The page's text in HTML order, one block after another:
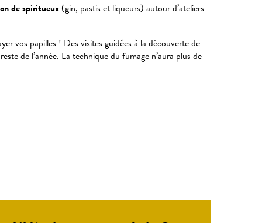
de spiritueux (gin, pastis et liqueurs) autour d’ateliers
vos papilles ! Des visites guidées à la découverte de
de l’année. La technique du fumage n’aura plus de